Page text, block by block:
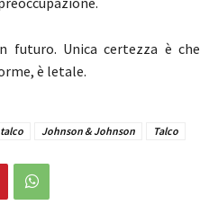
futuro. Unica certezza è che
è letale.
Johnson & Johnson Talco